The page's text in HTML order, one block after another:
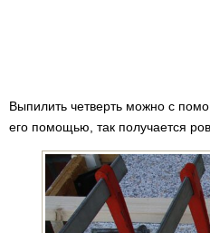
Выпилить четверть можно с
его помощью, так получается